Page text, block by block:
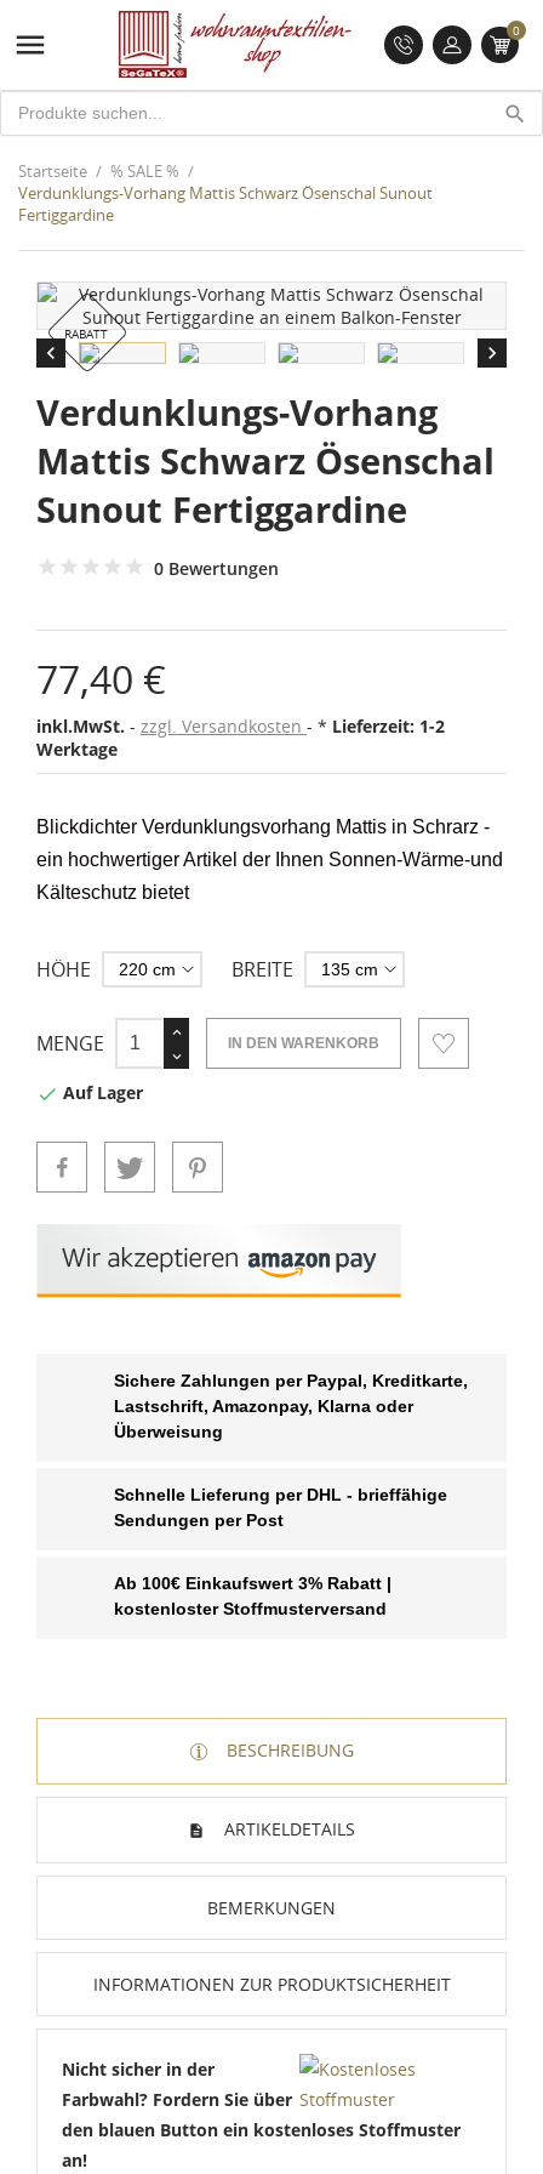
 0
search
Startseite
% SALE %
Verdunklungs-Vorhang Mattis Schwarz Ösenschal Sunout
Fertiggardine
RABATT
 
Verdunklungs-Vorhang
Mattis Schwarz Ösenschal
Sunout Fertiggardine
0 Bewertungen
77,40 €
inkl.MwSt. zzgl. Versandkosten * Lieferzeit: 1-2
Werktage
Blickdichter Verdunklungsvorhang Mattis in Schrarz -
ein hochwertiger Artikel der Ihnen Sonnen-Wärme-und
Kälteschutz bietet
HÖHE BREITE
MENGE IN DEN WARENKORB
 Auf Lager
Sichere Zahlungen per Paypal, Kreditkarte,
Lastschrift, Amazonpay, Klarna oder
Überweisung
Schnelle Lieferung per DHL - brieffähige
Sendungen per Post
Ab 100€ Einkaufswert 3% Rabatt |
kostenloster Stoffmusterversand
BESCHREIBUNG
ARTIKELDETAILS
BEMERKUNGEN
INFORMATIONEN ZUR PRODUKTSICHERHEIT
Nicht sicher in der
Farbwahl? Fordern Sie über
den blauen Button ein kostenloses Stoffmuster
an!